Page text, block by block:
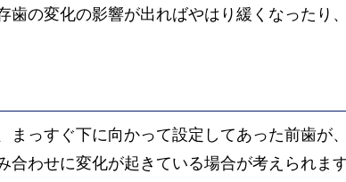
歯の変化の影響が出ればやはり緩くなったり
まっすぐ下に向かって設定してあった前歯が
合わせに変化が起きている場合が考えられ